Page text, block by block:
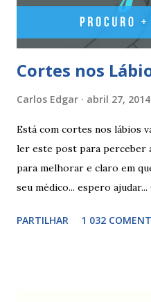
Cortes nos
Carlos Edgar abril 27, 2014
Está com cortes nos lábios
ler este post para perceber
para melhorar e claro em
seu médico... espero
surgir devido às relações
PARTILHAR 1 032